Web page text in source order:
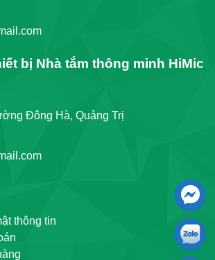
bị Nhà tắm thông minh HiMic
Đông Hà, Quảng Trị
thông tin